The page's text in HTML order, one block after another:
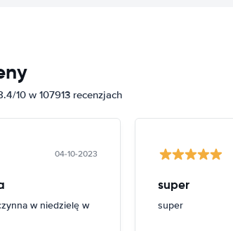
10 w 107913 recenzjach
04-10-2023
w niedzielę w
super
super